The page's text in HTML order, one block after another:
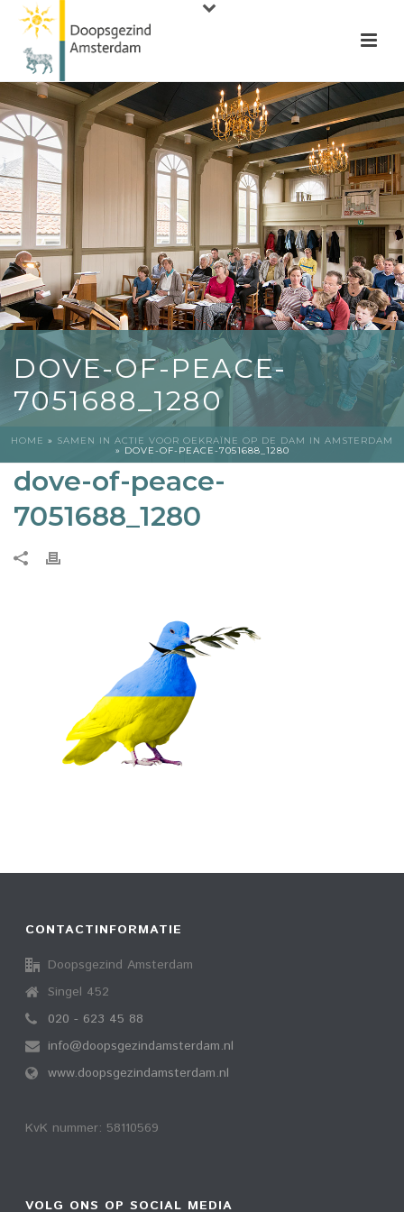
DOVE-OF-PEACE-
7051688_1280
HOME » SAMEN IN ACTIE VOOR OEKRAÏNE OP DE DAM IN AMSTERDAM
» DOVE-OF-PEACE-7051688_1280
dove-of-peace-
7051688_1280
CONTACTINFORMATIE
Doopsgezind Amsterdam
Singel 452
020 - 623 45 88
info@doopsgezindamsterdam.nl
www.doopsgezindamsterdam.nl
KvK nummer: 58110569
VOLG ONS OP SOCIAL MEDIA